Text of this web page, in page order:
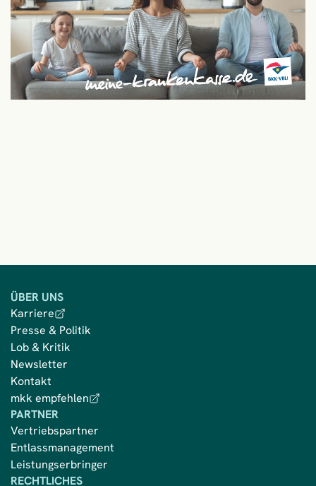
ÜBER UNS
Karriere
Presse & Politik
Lob & Kritik
Newsletter
Kontakt
mkk empfehlen
PARTNER
Vertriebspartner
Entlassmanagement
Leistungserbringer
RECHTLICHES